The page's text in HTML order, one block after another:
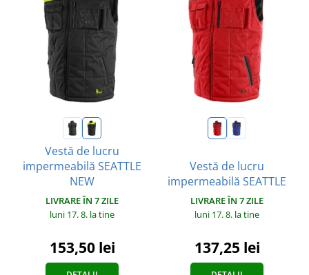
Vestă de lucru
impermeabilă SEATTLE
NEW
LIVRARE ÎN 7 ZILE
luni 17. 8. la tine
153,50 lei
Vestă de lucru
impermeabilă SEATTLE
LIVRARE ÎN 7 ZILE
luni 17. 8. la tine
137,25 lei